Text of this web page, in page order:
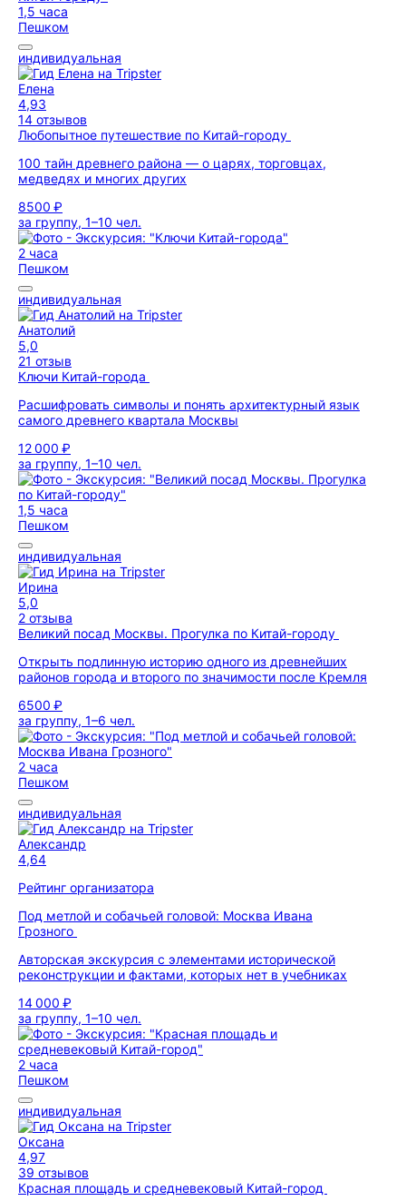
1,5 часа
Пешком
индивидуальная
Елена
4,93
14 отзывов
Любопытное путешествие по Китай-городу
100 тайн древнего района — о царях, торговцах,
медведях и многих других
8500 ₽
за группу, 1–10 чел.
2 часа
Пешком
индивидуальная
Анатолий
5,0
21 отзыв
Ключи Китай-города
Расшифровать символы и понять архитектурный язык
самого древнего квартала Москвы
12 000 ₽
за группу, 1–10 чел.
1,5 часа
Пешком
индивидуальная
Ирина
5,0
2 отзыва
Великий посад Москвы. Прогулка по Китай-городу
Открыть подлинную историю одного из древнейших
районов города и второго по значимости после Кремля
6500 ₽
за группу, 1–6 чел.
2 часа
Пешком
индивидуальная
Александр
4,64
Рейтинг организатора
Под метлой и собачьей головой: Москва Ивана
Грозного
Авторская экскурсия с элементами исторической
реконструкции и фактами, которых нет в учебниках
14 000 ₽
за группу, 1–10 чел.
2 часа
Пешком
индивидуальная
Оксана
4,97
39 отзывов
Красная площадь и средневековый Китай-город